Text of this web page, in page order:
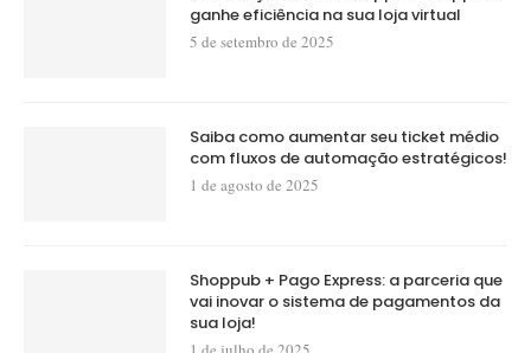
ganhe eficiência na sua loja virtual
5 de setembro de 2025
Saiba como aumentar seu ticket médio
com fluxos de automação estratégicos!
1 de agosto de 2025
Shoppub + Pago Express: a parceria que
vai inovar o sistema de pagamentos da
sua loja!